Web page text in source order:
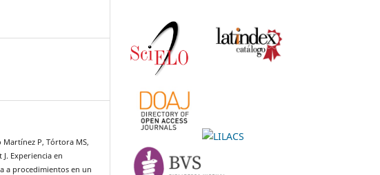
Martínez P, Tórtora MS,
J. Experiencia en
a procedimientos en un